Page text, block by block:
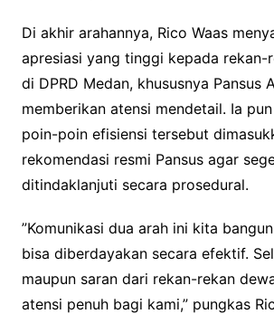
​Di akhir arahannya, Rico Waas
apresiasi yang tinggi kepada rekan-
di DPRD Medan, khususnya Pansus
memberikan atensi mendetail. Ia
poin-poin efisiensi tersebut
rekomendasi resmi Pansus agar
ditindaklanjuti secara prosedural.
​”Komunikasi dua arah ini kita
bisa diberdayakan secara efektif.
maupun saran dari rekan-rekan
atensi penuh bagi kami,” pungkas